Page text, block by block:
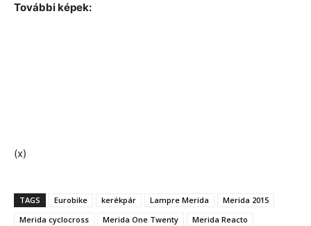
További képek:
(x)
TAGS Eurobike kerékpár Lampre Merida
Merida 2015
Merida cyclocross
Merida One Twenty
Merida Reacto